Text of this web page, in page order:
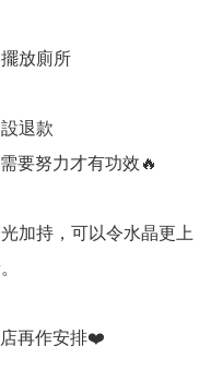
放廁所
退款
要努力才有功效🔥
加持，可以令水晶更上
再作安排❤️